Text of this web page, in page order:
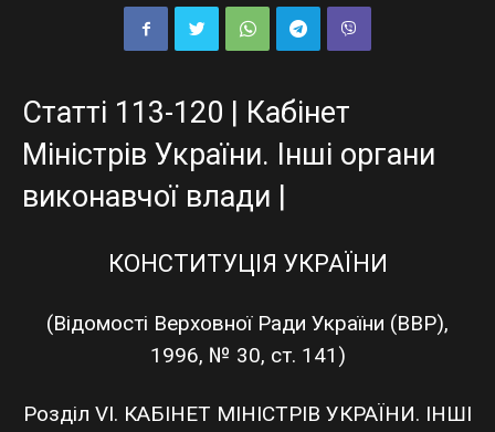
Статті 113-120 | Кабінет
Міністрів України. Інші органи
виконавчої влади |
КОНСТИТУЦІЯ УКРАЇНИ
(Відомості Верховної Ради України (ВВР),
1996, № 30, ст. 141)
Розділ VI. КАБІНЕТ МІНІСТРІВ УКРАЇНИ. ІНШІ